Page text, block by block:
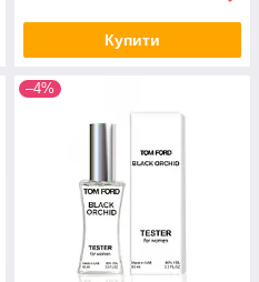
Купити
–4%